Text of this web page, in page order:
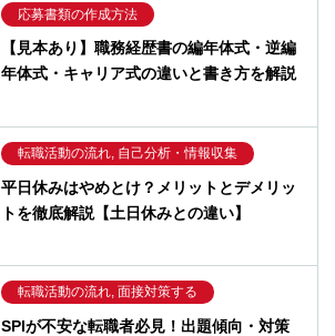
応募書類の作成方法
【見本あり】職務経歴書の編年体式・逆編
年体式・キャリア式の違いと書き方を解説
転職活動の流れ, 自己分析・情報収集
平日休みはやめとけ？メリットとデメリッ
トを徹底解説【土日休みとの違い】
転職活動の流れ, 面接対策する
SPIが不安な転職者必見！出題傾向・対策